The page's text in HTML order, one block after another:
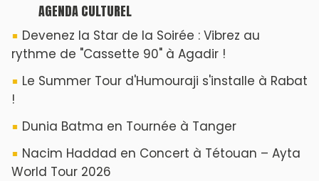
AGENDA CULTUREL
Devenez la Star de la Soirée : Vibrez au
rythme de "Cassette 90" à Agadir !
Le Summer Tour d'Humouraji s'installe à Rabat
!
Dunia Batma en Tournée à Tanger
Nacim Haddad en Concert à Tétouan – Ayta
World Tour 2026